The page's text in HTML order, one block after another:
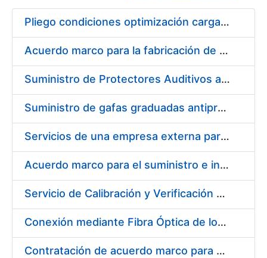
Mostra/Amaga Pliego condiciones optimización cargas compras firmado
Acuerdo marco para la fabricación de piezas
Suministro de Protectores Auditivos a medida para las personas trabajadoras de los Centros de Trabajo de Madrid y Burgos
Suministro de gafas graduadas antiproyecciones para los trabajadores de la FNMT-RCM en los centros de trabajo de Madrid y Burgos
Servicios de una empresa externa para el asesoramiento y resolución de los recursos de alzada que se presentan relacionados con procesos de selección para la FNMT-RCM
Acuerdo marco para el suministro e instalación de persianas, estores y otros complementos
Servicio de Calibración y Verificación Externa de los Equipos de Medición del Servicio de Prevención de la FNMT-RCM
Conexión mediante Fibra Óptica de los Centros de Proceso de Datos (CPDs) de las sedes de la FNMT-RCM de Burgos y Madrid
Contratación de acuerdo marco para el Suministro de Material de Electricidad para la Fábrica Nacional de Moneda y Timbre-Real Casa de la Moneda en su centro de trabajo de Burgos